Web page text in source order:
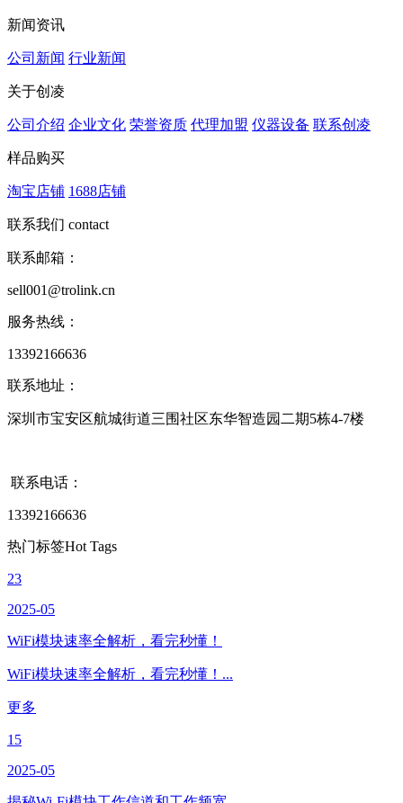
新闻资讯
公司新闻 行业新闻
关于创凌
公司介绍 企业文化 荣誉资质 代理加盟 仪器设备 联系创凌
样品购买
淘宝店铺 1688店铺
联系我们 contact
联系邮箱：
sell001@trolink.cn
服务热线：
13392166636
联系地址：
深圳市宝安区航城街道三围社区东华智造园二期5栋4-7楼
联系电话：
13392166636
热门标签Hot Tags
23
2025-05
WiFi模块速率全解析，看完秒懂！
WiFi模块速率全解析，看完秒懂！...
更多
15
2025-05